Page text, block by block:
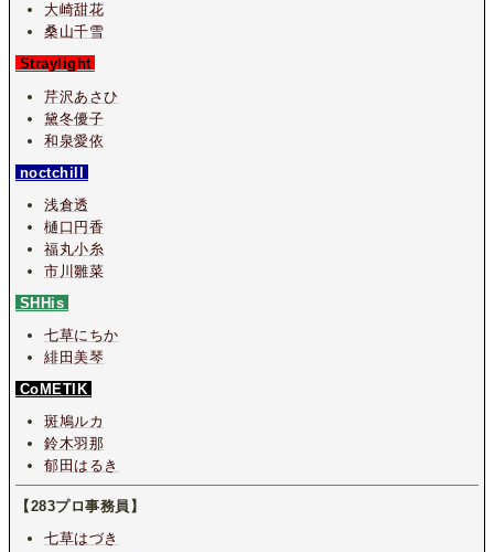
大崎甜花
桑山千雪
Straylight
芹沢あさひ
黛冬優子
和泉愛依
noctchill
浅倉透
樋口円香
福丸小糸
市川雛菜
SHHis
七草にちか
緋田美琴
CoMETIK
斑鳩ルカ
鈴木羽那
郁田はるき
【283プロ事務員】
七草はづき